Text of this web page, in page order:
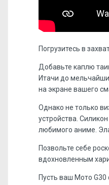
Погрузитесь в
Добавьте каплю
Итачи до
на экране вашего
Однако не только
устройства.
любимого аниме.
Позвольте себе
вдохновленным
Пусть ваш Мото